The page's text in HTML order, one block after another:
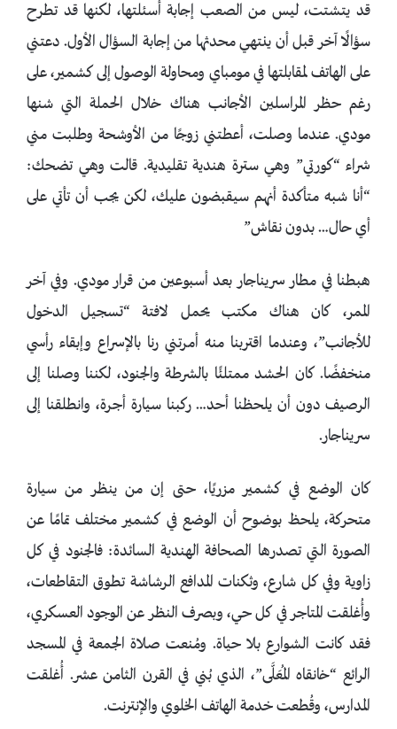
قد يتشتت، ليس من الصعب إجابة أسئلتها، لكنها قد تطرح
سؤالًا آخر قبل أن ينتهي محدثها من إجابة السؤال الأول. دعتني
على الهاتف لمقابلتها في مومباي ومحاولة الوصول إلى كشمير، على
رغم حظر المراسلين الأجانب هناك خلال الحملة التي شنها
مودي. عندما وصلت، أعطتني زوجًا من الأوشحة وطلبت مني
شراء “كورتي” وهي سترة هندية تقليدية. قالت وهي تضحك:
“أنا شبه متأكدة أنهم سيقبضون عليك، لكن يجب أن تأتي على
أي حال… بدون نقاش”
هبطنا في مطار سريناجار بعد أسبوعين من قرار مودي. وفي آخر
الممر، كان هناك مكتب يحمل لافتة “تسجيل الدخول
للأجانب”، وعندما اقتربنا منه أمرتني رنا بالإسراع وإبقاء رأسي
منخفضًا. كان الحشد ممتلئًا بالشرطة والجنود، لكننا وصلنا إلى
الرصيف دون أن يلحظنا أحد… ركبنا سيارة أجرة، وانطلقنا إلى
سريناجار.
كان الوضع في كشمير مزريًا، حتى إن من ينظر من سيارة
متحركة، يلحظ بوضوح أن الوضع في كشمير مختلف تمامًا عن
الصورة التي تصدرها الصحافة الهندية السائدة: فالجنود في كل
زاوية وفي كل شارع، وثكنات المدافع الرشاشة تطوق التقاطعات،
وأُغلقت المتاجر في كل حي، وبصرف النظر عن الوجود العسكري،
فقد كانت الشوارع بلا حياة. ومُنعت صلاة الجمعة في المسجد
الرائع “خانقاه المُعَلَّى”، الذي بُني في القرن الثامن عشر. أُغلقت
المدارس، وقُطعت خدمة الهاتف الخلوي والإنترنت.